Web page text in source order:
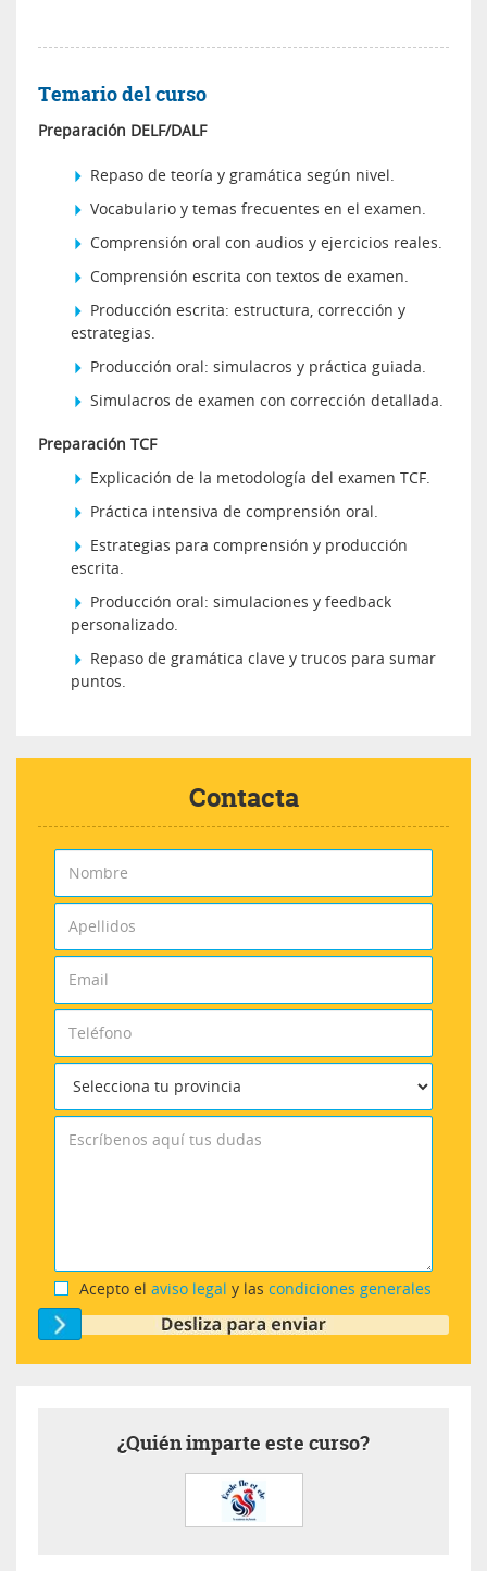
Temario del curso
Preparación DELF/DALF
Repaso de teoría y gramática según nivel.
Vocabulario y temas frecuentes en el examen.
Comprensión oral con audios y ejercicios reales.
Comprensión escrita con textos de examen.
Producción escrita: estructura, corrección y
estrategias.
Producción oral: simulacros y práctica guiada.
Simulacros de examen con corrección detallada.
Preparación TCF
Explicación de la metodología del examen TCF.
Práctica intensiva de comprensión oral.
Estrategias para comprensión y producción
escrita.
Producción oral: simulaciones y feedback
personalizado.
Repaso de gramática clave y trucos para sumar
puntos.
Contacta
Acepto el aviso legal y las condiciones generales
¿Quién imparte este curso?